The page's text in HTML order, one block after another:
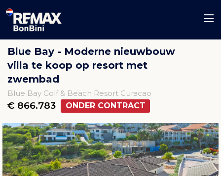
Blue Bay - Moderne nieuwbouw
villa te koop op resort met
zwembad
Blue Bay Golf & Beach Resort Curacao
€ 866.783 ONDER CONTRACT